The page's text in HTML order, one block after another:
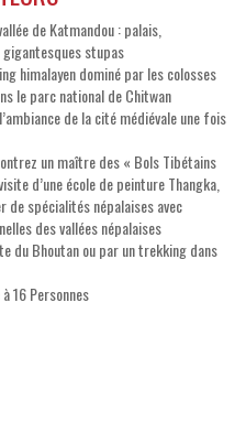
de Katmandou : palais,
stupas
himalayen dominé par les colosses
le parc national de Chitwan
de la cité médiévale une fois
un maître des « Bols Tibétains
d’une école de peinture Thangka,
de spécialités népalaises avec
des vallées népalaises
du Bhoutan ou par un trekking dans
16 Personnes